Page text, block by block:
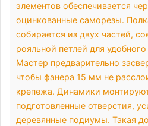
элементов обеспечивается
оцинкованные саморезы.
собирается из двух частей,
рояльной петлей для
Мастер предварительно
чтобы фанера 15 мм не
крепежа. Динамики
подготовленные отверстия,
деревянные подиумы. Такая